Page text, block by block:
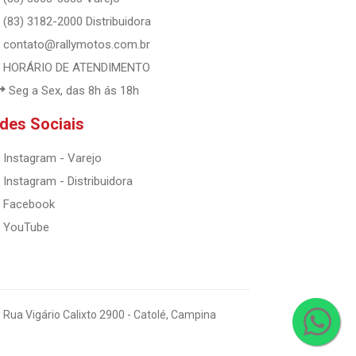
(83) 3182-2000 Distribuidora
contato@rallymotos.com.br
HORÁRIO DE ATENDIMENTO
Seg a Sex, das 8h ás 18h
Sociais
Instagram - Varejo
Instagram - Distribuidora
Facebook
YouTube
Vigário Calixto 2900 - Catolé, Campina